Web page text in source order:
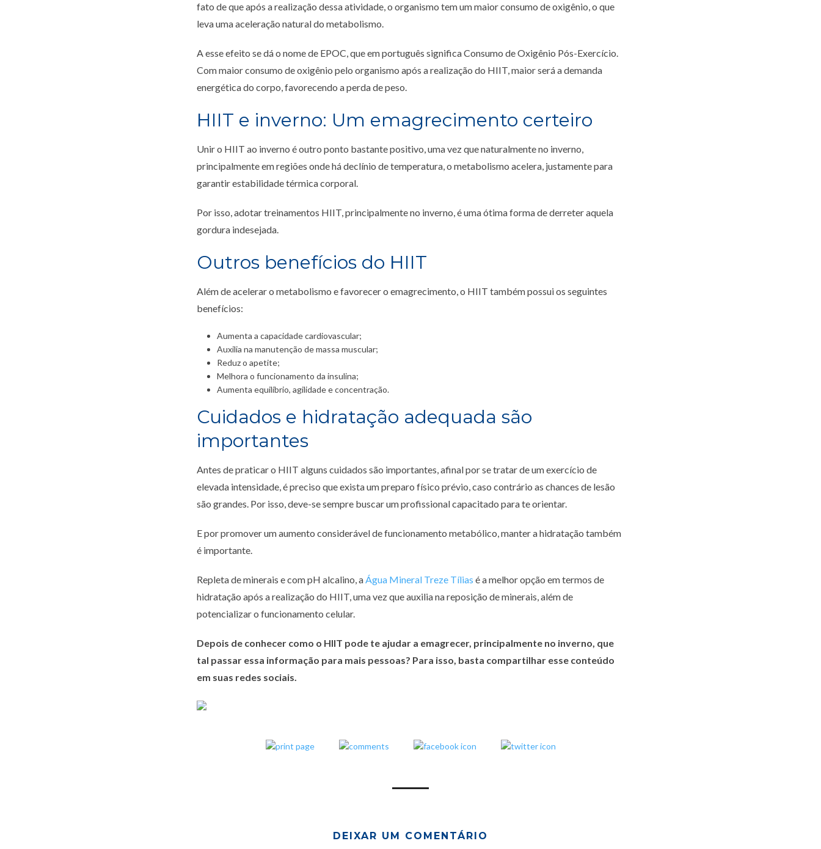
fato de que após a realização dessa atividade, o organismo tem um maior consumo de oxigênio, o que
leva uma aceleração natural do metabolismo.
A esse efeito se dá o nome de EPOC, que em português significa Consumo de Oxigênio Pós-Exercício.
Com maior consumo de oxigênio pelo organismo após a realização do HIIT, maior será a demanda
energética do corpo, favorecendo a perda de peso.
HIIT e inverno: Um emagrecimento certeiro
Unir o HIIT ao inverno é outro ponto bastante positivo, uma vez que naturalmente no inverno,
principalmente em regiões onde há declínio de temperatura, o metabolismo acelera, justamente para
garantir estabilidade térmica corporal.
Por isso, adotar treinamentos HIIT, principalmente no inverno, é uma ótima forma de derreter aquela
gordura indesejada.
Outros benefícios do HIIT
Além de acelerar o metabolismo e favorecer o emagrecimento, o HIIT também possui os seguintes
benefícios:
Aumenta a capacidade cardiovascular;
Auxilia na manutenção de massa muscular;
Reduz o apetite;
Melhora o funcionamento da insulina;
Aumenta equilíbrio, agilidade e concentração.
Cuidados e hidratação adequada são
importantes
Antes de praticar o HIIT alguns cuidados são importantes, afinal por se tratar de um exercício de
elevada intensidade, é preciso que exista um preparo físico prévio, caso contrário as chances de lesão
são grandes. Por isso, deve-se sempre buscar um profissional capacitado para te orientar.
E por promover um aumento considerável de funcionamento metabólico, manter a hidratação também
é importante.
Repleta de minerais e com pH alcalino, aÁgua Mineral Treze Tílias é a melhor opção em termos de
hidratação após a realização do HIIT, uma vez que auxilia na reposição de minerais, além de
potencializar o funcionamento celular.
Depois de conhecer como o HIIT pode te ajudar a emagrecer, principalmente no inverno, que
tal passar essa informação para mais pessoas? Para isso, basta compartilhar esse conteúdo
em suas redes sociais.
DEIXAR UM COMENTÁRIO